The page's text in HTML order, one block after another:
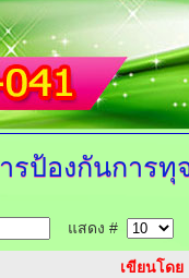
รป้องกันการทุ
แสดง #
เขียนโดย